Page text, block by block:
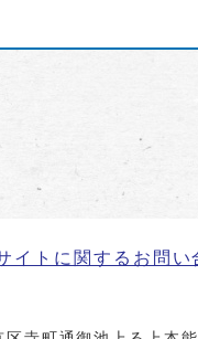
イトに関するお問い